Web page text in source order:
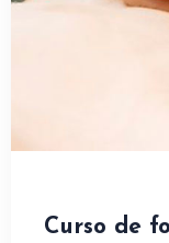
Curso de